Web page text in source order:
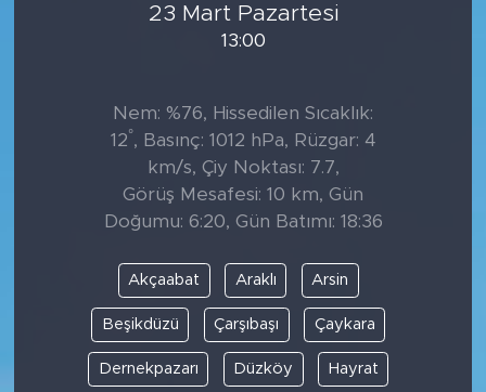
23 Mart Pazartesi
13:00
Nem: %76, Hissedilen Sıcaklık:
12°, Basınç: 1012 hPa, Rüzgar: 4
km/s, Çiy Noktası: 7.7,
Görüş Mesafesi: 10 km, Gün
Doğumu: 6:20, Gün Batımı: 18:36
Akçaabat Araklı Arsin
Beşikdüzü Çarşıbaşı Çaykara
Dernekpazarı Düzköy Hayrat